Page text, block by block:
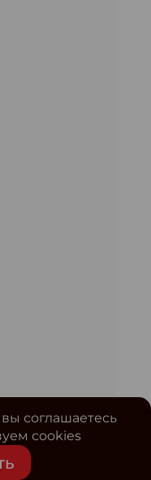
соглашаетесь
cookies